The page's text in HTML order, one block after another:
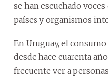
se han escuchado
países y organismos
En Uruguay, el
desde hace cuarenta
frecuente ver a